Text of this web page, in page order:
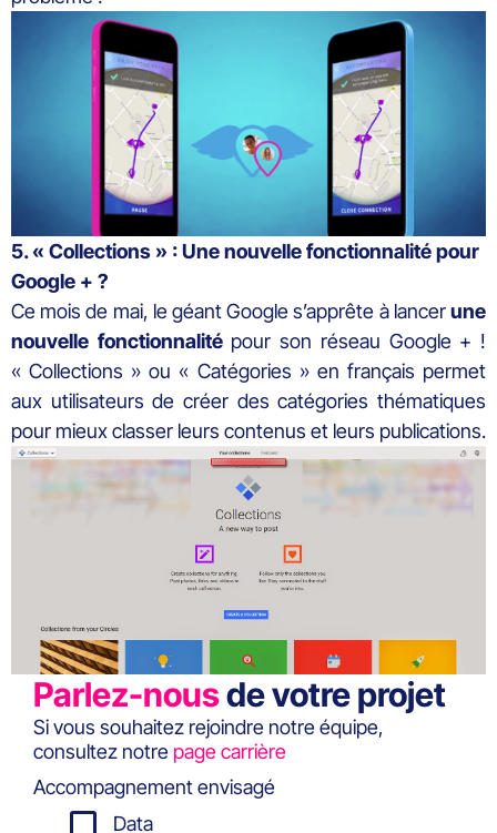
5. « Collections » : Une nouvelle fonctionnalité pour
Google + ?
Ce mois de mai, le géant Google s’apprête à lancerune
nouvelle fonctionnalitépour son réseau Google + !
« Collections » ou « Catégories » en français permet
aux utilisateurs de créer des catégories thématiques
pour mieux classer leurs contenus et leurs publications.
Parlez-nousde votre projet
Si vous souhaitez rejoindre notre équipe,
consultez notre page carrière
Accompagnement envisagé
Data